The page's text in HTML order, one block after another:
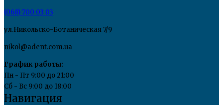
(068) 700 03 03
ул.Никольско-Ботаническая 7/9
nikol@adent.com.ua
График работы:
Пн - Пт 9:00 до 21:00
Сб - Вс 9:00 до 18:00
Навигация